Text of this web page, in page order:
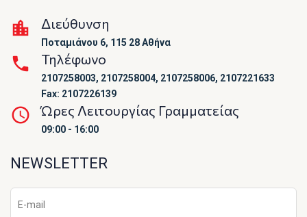
Διεύθυνση
Ποταμιάνου 6, 115 28 Αθήνα
Τηλέφωνο
2107258003, 2107258004, 2107258006, 2107221633
Fax: 2107226139
Ώρες Λειτουργίας Γραμματείας
09:00 - 16:00
NEWSLETTER